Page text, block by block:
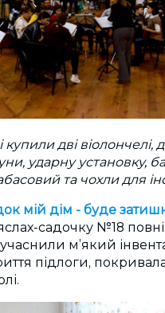
дві віолончелі,
ударну установку,
та чохли для
мій дім - буде
садочку №18
м’який
підлоги,